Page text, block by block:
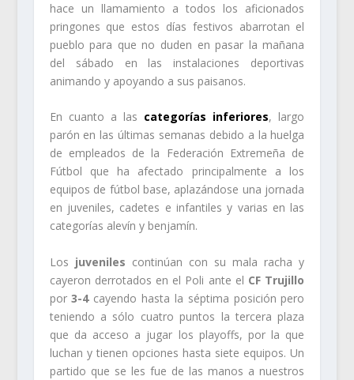
hace un llamamiento a todos los aficionados
pringones que estos días festivos abarrotan el
pueblo para que no duden en pasar la mañana
del sábado en las instalaciones deportivas
animando y apoyando a sus paisanos.
En cuanto a las categorías inferiores, largo
parón en las últimas semanas debido a la huelga
de empleados de la Federación Extremeña de
Fútbol que ha afectado principalmente a los
equipos de fútbol base, aplazándose una jornada
en juveniles, cadetes e infantiles y varias en las
categorías alevín y benjamín.
Los juveniles continúan con su mala racha y
cayeron derrotados en el Poli ante el CF Trujillo
por3-4cayendo hasta la séptima posición pero
teniendo a sólo cuatro puntos la tercera plaza
que da acceso a jugar los playoffs, por la que
luchan y tienen opciones hasta siete equipos. Un
partido que se les fue de las manos a nuestros